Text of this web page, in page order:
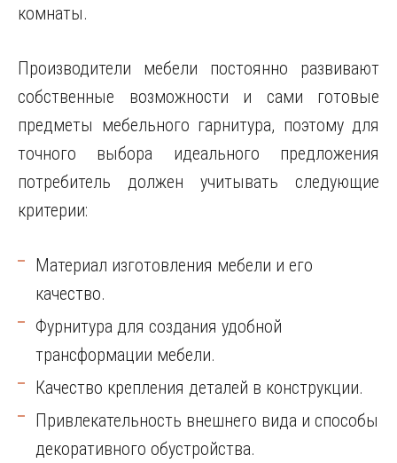
комнаты.
Производители мебели постоянно развивают
собственные возможности и сами готовые
предметы мебельного гарнитура, поэтому для
точного выбора идеального предложения
потребитель должен учитывать следующие
критерии:
Материал изготовления мебели и его
качество.
Фурнитура для создания удобной
трансформации мебели.
Качество крепления деталей в конструкции.
Привлекательность внешнего вида и способы
декоративного обустройства.